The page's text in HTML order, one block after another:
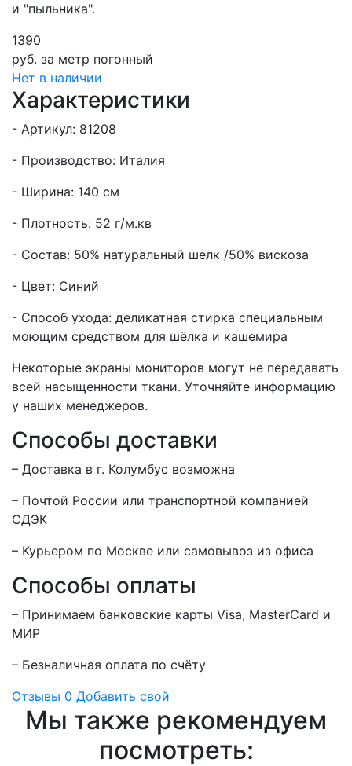
и "пыльника".
1390
руб. за метр погонный
Нет в наличии
Характеристики
- Артикул: 81208
- Производство: Италия
- Ширина: 140 см
- Плотность: 52 г/м.кв
- Состав: 50% натуральный шелк /50% вискоза
- Цвет: Синий
- Способ ухода: деликатная стирка специальным
моющим средством для шёлка и кашемира
Некоторые экраны мониторов могут не передавать
всей насыщенности ткани. Уточняйте информацию
у наших менеджеров.
Способы доставки
– Доставка в г. Колумбусвозможна
– Почтой России или транспортной компанией
СДЭК
– Курьером по Москве или самовывоз из офиса
Способы оплаты
– Принимаем банковские карты Visa, MasterCard и
МИР
– Безналичная оплата по счёту
Отзывы0 Добавить свой
Мы также рекомендуем
посмотреть: